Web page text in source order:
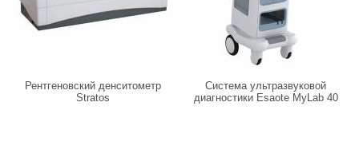
Рентгеновский денситометр
Stratos
Система ультразвуковой
диагностики Esaote MyLab 40